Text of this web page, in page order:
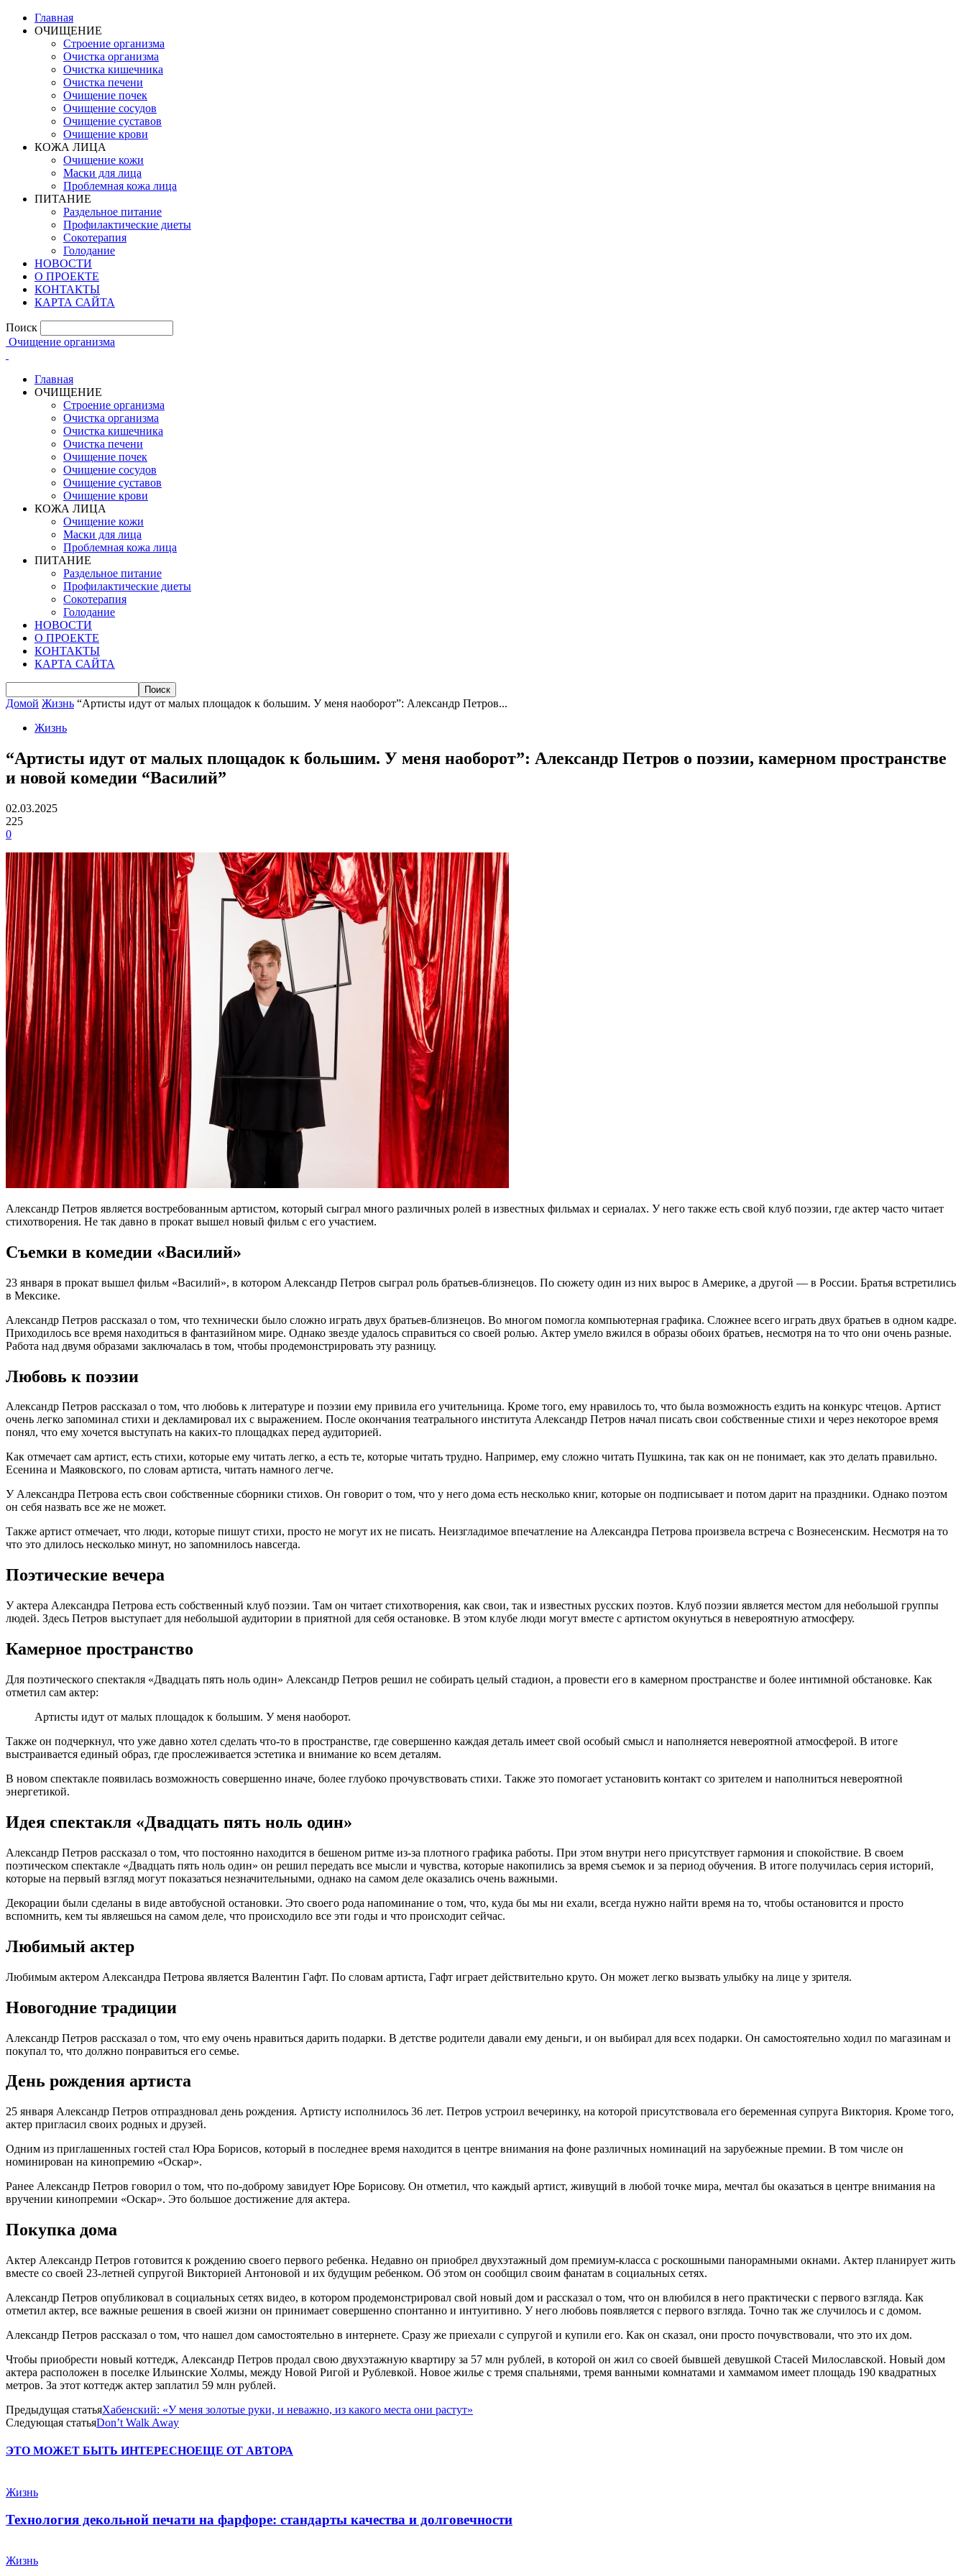
Главная
ОЧИЩЕНИЕ
Строение организма
Очистка организма
Очистка кишечника
Очистка печени
Очищение почек
Очищение сосудов
Очищение суставов
Очищение крови
КОЖА ЛИЦА
Очищение кожи
Маски для лица
Проблемная кожа лица
ПИТАНИЕ
Раздельное питание
Профилактические диеты
Сокотерапия
Голодание
НОВОСТИ
О ПРОЕКТЕ
КОНТАКТЫ
КАРТА САЙТА
Поиск
Очищение организма
Главная
ОЧИЩЕНИЕ
Строение организма
Очистка организма
Очистка кишечника
Очистка печени
Очищение почек
Очищение сосудов
Очищение суставов
Очищение крови
КОЖА ЛИЦА
Очищение кожи
Маски для лица
Проблемная кожа лица
ПИТАНИЕ
Раздельное питание
Профилактические диеты
Сокотерапия
Голодание
НОВОСТИ
О ПРОЕКТЕ
КОНТАКТЫ
КАРТА САЙТА
Домой Жизнь “Артисты идут от малых площадок к большим. У меня наоборот”: Александр Петров...
Жизнь
“Артисты идут от малых площадок к большим. У меня наоборот”: Александр Петров о поэзии, камерном пространстве
и новой комедии “Василий”
02.03.2025
225
0
Александр Петров является востребованным артистом, который сыграл много различных ролей в известных фильмах и сериалах. У него также есть свой клуб поэзии, где актер часто читает
стихотворения. Не так давно в прокат вышел новый фильм с его участием.
Съемки в комедии «Василий»
23 января в прокат вышел фильм «Василий», в котором Александр Петров сыграл роль братьев-близнецов. По сюжету один из них вырос в Америке, а другой — в России. Братья встретились
в Мексике.
Александр Петров рассказал о том, что технически было сложно играть двух братьев-близнецов. Во многом помогла компьютерная графика. Сложнее всего играть двух братьев в одном кадре.
Приходилось все время находиться в фантазийном мире. Однако звезде удалось справиться со своей ролью. Актер умело вжился в образы обоих братьев, несмотря на то что они очень разные.
Работа над двумя образами заключалась в том, чтобы продемонстрировать эту разницу.
Любовь к поэзии
Александр Петров рассказал о том, что любовь к литературе и поэзии ему привила его учительница. Кроме того, ему нравилось то, что была возможность ездить на конкурс чтецов. Артист
очень легко запоминал стихи и декламировал их с выражением. После окончания театрального института Александр Петров начал писать свои собственные стихи и через некоторое время
понял, что ему хочется выступать на каких-то площадках перед аудиторией.
Как отмечает сам артист, есть стихи, которые ему читать легко, а есть те, которые читать трудно. Например, ему сложно читать Пушкина, так как он не понимает, как это делать правильно.
Есенина и Маяковского, по словам артиста, читать намного легче.
У Александра Петрова есть свои собственные сборники стихов. Он говорит о том, что у него дома есть несколько книг, которые он подписывает и потом дарит на праздники. Однако поэтом
он себя назвать все же не может.
Также артист отмечает, что люди, которые пишут стихи, просто не могут их не писать. Неизгладимое впечатление на Александра Петрова произвела встреча с Вознесенским. Несмотря на то
что это длилось несколько минут, но запомнилось навсегда.
Поэтические вечера
У актера Александра Петрова есть собственный клуб поэзии. Там он читает стихотворения, как свои, так и известных русских поэтов. Клуб поэзии является местом для небольшой группы
людей. Здесь Петров выступает для небольшой аудитории в приятной для себя остановке. В этом клубе люди могут вместе с артистом окунуться в невероятную атмосферу.
Камерное пространство
Для поэтического спектакля «Двадцать пять ноль один» Александр Петров решил не собирать целый стадион, а провести его в камерном пространстве и более интимной обстановке. Как
отметил сам актер:
Артисты идут от малых площадок к большим. У меня наоборот.
Также он подчеркнул, что уже давно хотел сделать что-то в пространстве, где совершенно каждая деталь имеет свой особый смысл и наполняется невероятной атмосферой. В итоге
выстраивается единый образ, где прослеживается эстетика и внимание ко всем деталям.
В новом спектакле появилась возможность совершенно иначе, более глубоко прочувствовать стихи. Также это помогает установить контакт со зрителем и наполниться невероятной
энергетикой.
Идея спектакля «Двадцать пять ноль один»
Александр Петров рассказал о том, что постоянно находится в бешеном ритме из-за плотного графика работы. При этом внутри него присутствует гармония и спокойствие. В своем
поэтическом спектакле «Двадцать пять ноль один» он решил передать все мысли и чувства, которые накопились за время съемок и за период обучения. В итоге получилась серия историй,
которые на первый взгляд могут показаться незначительными, однако на самом деле оказались очень важными.
Декорации были сделаны в виде автобусной остановки. Это своего рода напоминание о том, что, куда бы мы ни ехали, всегда нужно найти время на то, чтобы остановится и просто
вспомнить, кем ты являешься на самом деле, что происходило все эти годы и что происходит сейчас.
Любимый актер
Любимым актером Александра Петрова является Валентин Гафт. По словам артиста, Гафт играет действительно круто. Он может легко вызвать улыбку на лице у зрителя.
Новогодние традиции
Александр Петров рассказал о том, что ему очень нравиться дарить подарки. В детстве родители давали ему деньги, и он выбирал для всех подарки. Он самостоятельно ходил по магазинам и
покупал то, что должно понравиться его семье.
День рождения артиста
25 января Александр Петров отпраздновал день рождения. Артисту исполнилось 36 лет. Петров устроил вечеринку, на которой присутствовала его беременная супруга Виктория. Кроме того,
актер пригласил своих родных и друзей.
Одним из приглашенных гостей стал Юра Борисов, который в последнее время находится в центре внимания на фоне различных номинаций на зарубежные премии. В том числе он
номинирован на кинопремию «Оскар».
Ранее Александр Петров говорил о том, что по-доброму завидует Юре Борисову. Он отметил, что каждый артист, живущий в любой точке мира, мечтал бы оказаться в центре внимания на
вручении кинопремии «Оскар». Это большое достижение для актера.
Покупка дома
Актер Александр Петров готовится к рождению своего первого ребенка. Недавно он приобрел двухэтажный дом премиум-класса с роскошными панорамными окнами. Актер планирует жить
вместе со своей 23-летней супругой Викторией Антоновой и их будущим ребенком. Об этом он сообщил своим фанатам в социальных сетях.
Александр Петров опубликовал в социальных сетях видео, в котором продемонстрировал свой новый дом и рассказал о том, что он влюбился в него практически с первого взгляда. Как
отметил актер, все важные решения в своей жизни он принимает совершенно спонтанно и интуитивно. У него любовь появляется с первого взгляда. Точно так же случилось и с домом.
Александр Петров рассказал о том, что нашел дом самостоятельно в интернете. Сразу же приехали с супругой и купили его. Как он сказал, они просто почувствовали, что это их дом.
Чтобы приобрести новый коттедж, Александр Петров продал свою двухэтажную квартиру за 57 млн рублей, в которой он жил со своей бывшей девушкой Стасей Милославской. Новый дом
актера расположен в поселке Ильинские Холмы, между Новой Ригой и Рублевкой. Новое жилье с тремя спальнями, тремя ванными комнатами и хаммамом имеет площадь 190 квадратных
метров. За этот коттедж актер заплатил 59 млн рублей.
Предыдущая статьяХабенский: «У меня золотые руки, и неважно, из какого места они растут»
Следующая статьяDon’t Walk Away
ЭТО МОЖЕТ БЫТЬ ИНТЕРЕСНОЕЩЕ ОТ АВТОРА
Жизнь
Технология декольной печати на фарфоре: стандарты качества и долговечности
Жизнь